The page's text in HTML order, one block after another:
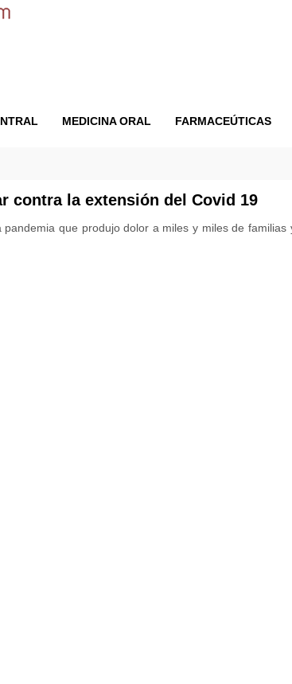
MEDICINA ORAL FARMACEÚTICAS
contra la extensión del Covid 19
pandemia que produjo dolor a miles y miles de